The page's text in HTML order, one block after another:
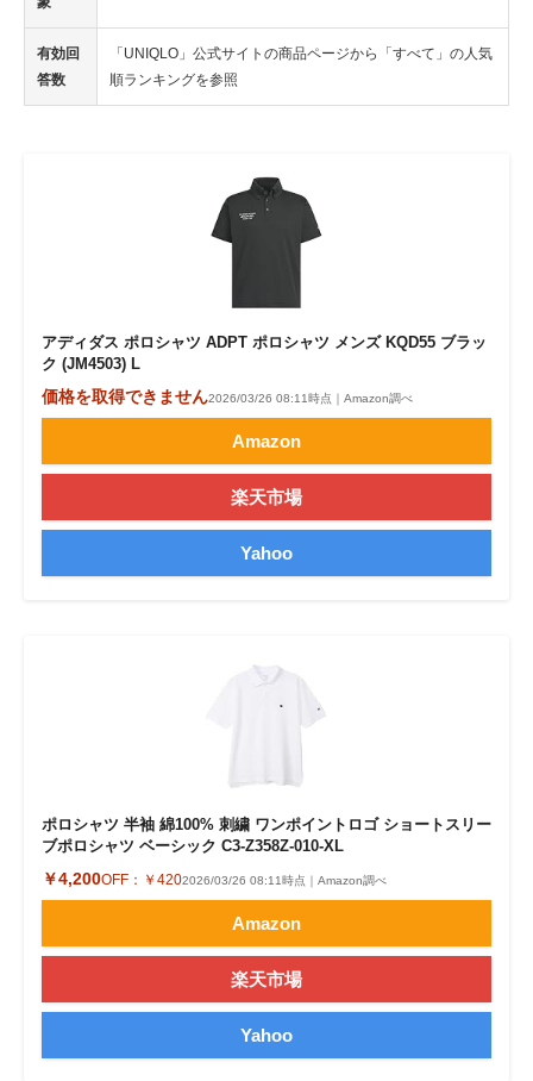
有効回
答数
「UNIQLO」公式サイトの商品ページから「すべて」の人気
順ランキングを参照
アディダス ポロシャツ ADPT ポロシャツ メンズ KQD55 ブラッ
ク (JM4503) L
価格を取得できません2026/03/26 08:11時点｜Amazon調べ
Amazon
楽天市場
Yahoo
ポロシャツ 半袖 綿100% 刺繍 ワンポイントロゴ ショートスリー
ブポロシャツ ベーシック C3-Z358Z-010-XL
￥4,200OFF： ￥4202026/03/26 08:11時点｜Amazon調べ
Amazon
楽天市場
Yahoo